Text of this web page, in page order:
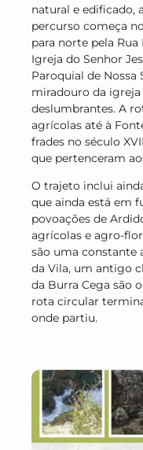
natural e edificado,
percurso começa
para norte pela
Igreja do Senhor
Paroquial de Nossa
miradouro da
deslumbrantes. A
agrícolas até à
frades no século
que pertenceram
O trajeto inclui
que ainda está em
povoações de
agrícolas e agro-
são uma constante
da Vila, um antigo
da Burra Cega são
rota circular
onde partiu.